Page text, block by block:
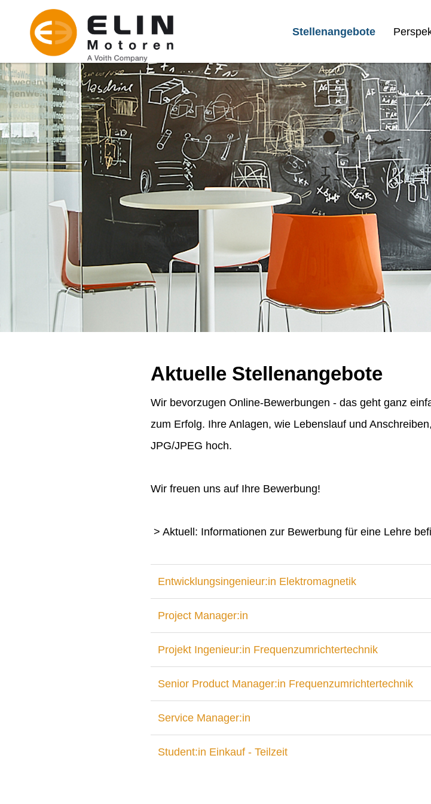
Stellenangebote
Aktuelle Stellenangebote
Wir bevorzugen Online-Bewerbungen - das geht ganz
zum Erfolg. Ihre Anlagen, wie Lebenslauf und
JPG/JPEG hoch.
Wir freuen uns auf Ihre Bewerbung!
> Aktuell: Informationen zur Bewerbung für eine Lehre
Entwicklungsingenieur:in Elektromagnetik
Project Manager:in
Projekt Ingenieur:in Frequenzumrichtertechnik
Senior Product Manager:in Frequenzumrichtertechnik
Service Manager:in
Student:in Einkauf - Teilzeit